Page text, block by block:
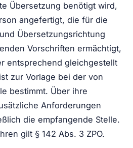
Übersetzung benötigt wird,
angefertigt, die für die
Übersetzungsrichtung
Vorschriften ermächtigt,
entsprechend gleichgestellt
zur Vorlage bei der von
bestimmt. Über ihre
Anforderungen
die empfangende Stelle.
gilt § 142 Abs. 3 ZPO.